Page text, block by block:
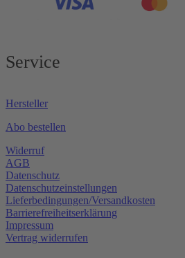
Service
Hersteller
Abo bestellen
Widerruf
AGB
Datenschutz
Datenschutzeinstellungen
Lieferbedingungen/Versandkosten
Barrierefreiheitserklärung
Impressum
Vertrag widerrufen